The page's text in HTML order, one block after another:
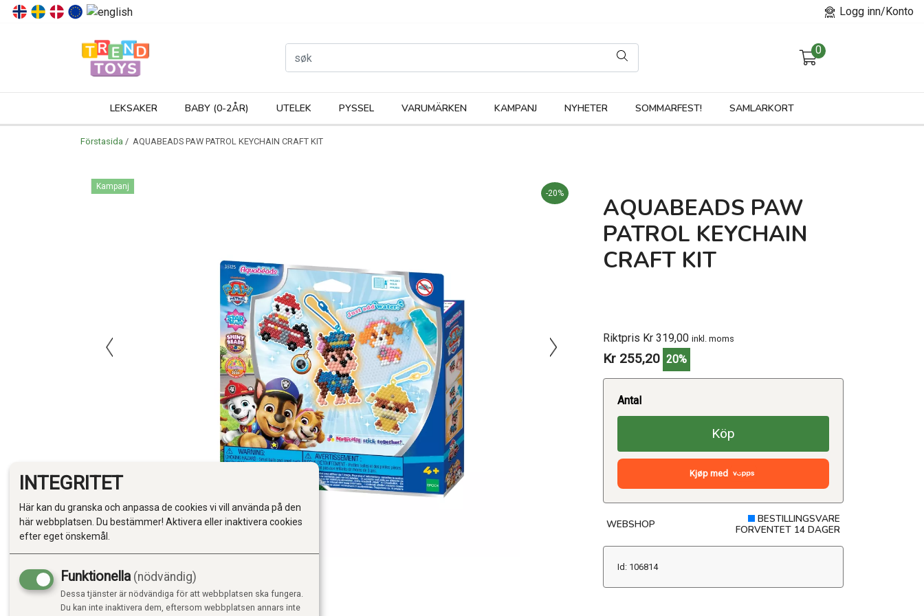
Logg inn/Konto
0
LEKSAKER BABY (0-2ÅR) UTELEK PYSSEL VARUMÄRKEN KAMPANJ NYHETER SOMMARFEST! SAMLARKORT
Förstasida / AQUABEADS PAW PATROL KEYCHAIN CRAFT KIT
Kampanj
-20%
AQUABEADS PAW
PATROL KEYCHAIN
CRAFT KIT
Riktpris Kr 319,00 inkl. moms
Kr 255,20 20%
Antal
Köp
Kjøp med
WEBSHOP
BESTILLINGSVARE
FORVENTET 14 DAGER
Id: 106814
INTEGRITET
Här kan du granska och anpassa de cookies vi vill använda på den
här webbplatsen. Du bestämmer! Aktivera eller inaktivera cookies
efter eget önskemål.
Funktionella (nödvändig)
Dessa tjänster är nödvändiga för att webbplatsen ska fungera.
Du kan inte inaktivera dem, eftersom webbplatsen annars inte